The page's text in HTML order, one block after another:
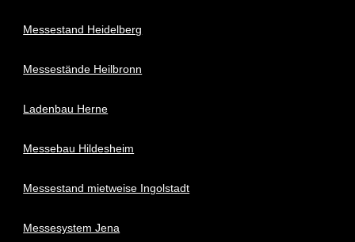
Messestand Heidelberg
Messestände Heilbronn
Ladenbau Herne
Messebau Hildesheim
Messestand mietweise Ingolstadt
Messesystem Jena